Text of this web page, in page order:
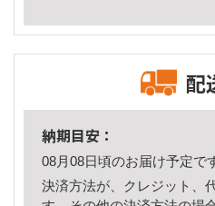
配
納期目安：
08月08日頃のお届け予定で
決済方法が、クレジット、